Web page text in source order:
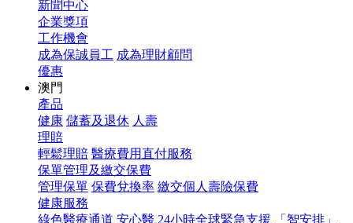
新聞中心
企業獎項
工作機會
成為保誠員工 成為理財顧問
優惠
澳門
產品
健康 儲蓄及退休 人壽
理賠
輕鬆理賠 醫療費用直付服務
保單管理及繳交保費
管理保單 保費兌換率 繳交個人壽險保費
健康服務
綠色醫療通道 安心醫 24小時全球緊急支援
「智安排」